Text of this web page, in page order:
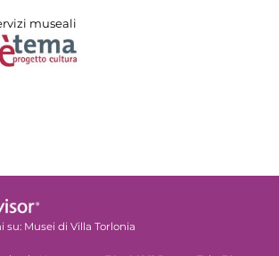
museali
su: Musei di Villa Torlonia